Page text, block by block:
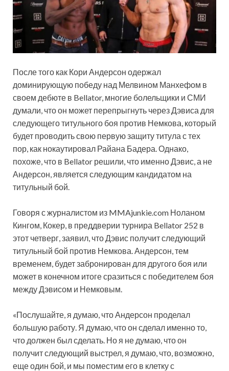
После того как Кори Андерсон одержал
доминирующую победу над Мелвином Манхефом в
своем дебюте в Bellator, многие болельщики и СМИ
думали, что он может перепрыгнуть через Дэвиса для
следующего титульного боя против Немкова, который
будет проводить свою первую защиту титула с тех
пор, как нокаутировал Райана Бадера. Однако,
похоже, что в Bellator решили, что именно Дэвис, а не
Андерсон, является следующим кандидатом на
титульный бой.
Говоря с журналистом из MMAjunkie.com Ноланом
Кингом, Кокер, в преддверии турнира Bellator 252 в
этот четверг, заявил, что Дэвис получит следующий
титульный бой против Немкова. Андерсон, тем
временем, будет забронирован для другого боя или
может в конечном итоге сразиться с победителем боя
между Дэвисом и Немковым.
«Послушайте, я думаю, что Андерсон проделал
большую работу. Я думаю, что он сделал именно то,
что должен был сделать. Но я не думаю, что он
получит следующий выстрел, я думаю, что, возможно,
еще один бой, и мы поместим его в клетку с